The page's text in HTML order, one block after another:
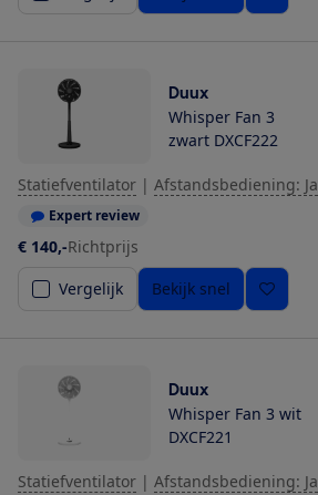
Duux
Whisper Fan 3
zwart DXCF222
Statiefventilator | Afstandsbediening: Ja
Expert review
€ 140,-Richtprijs
Vergelijk
Bekijk snel
Duux
Whisper Fan 3 wit
DXCF221
Statiefventilator | Afstandsbediening: Ja